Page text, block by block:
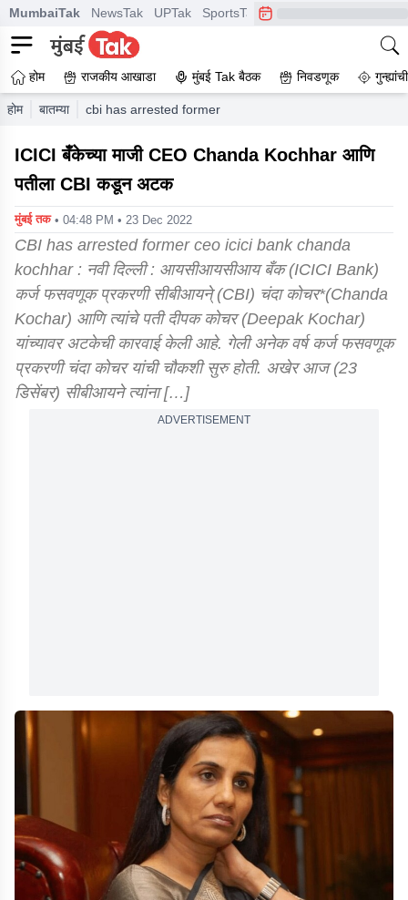
MumbaiTak NewsTak UPTak SportsTak CrimeTak
होम राजकीय आखाडा मुंबई Tak बैठक निवडणूक
होम बातम्या cbi has arrested former ceo icici bank chanda kochhar
ICICI बँकेच्या माजी CEO Chanda Kochhar आणि
पतीला CBI कडून अटक
मुंबई तक • 04:48 PM • 23 Dec 2022
CBI has arrested former ceo icici bank chanda
kochhar : नवी दिल्ली : आयसीआयसीआय बँक (ICICI Bank)
कर्ज फसवणूक प्रकरणी सीबीआयने् (CBI) चंदा कोचर*(Chanda
Kochar) आणि त्यांचे पती दीपक कोचर (Deepak Kochar)
यांच्यावर अटकेची कारवाई केली आहे. गेली अनेक वर्ष कर्ज फसवणूक
प्रकरणी चंदा कोचर यांची चौकशी सुरु होती. अखेर आज (23
डिसेंबर) सीबीआयने त्यांना […]
ADVERTISEMENT